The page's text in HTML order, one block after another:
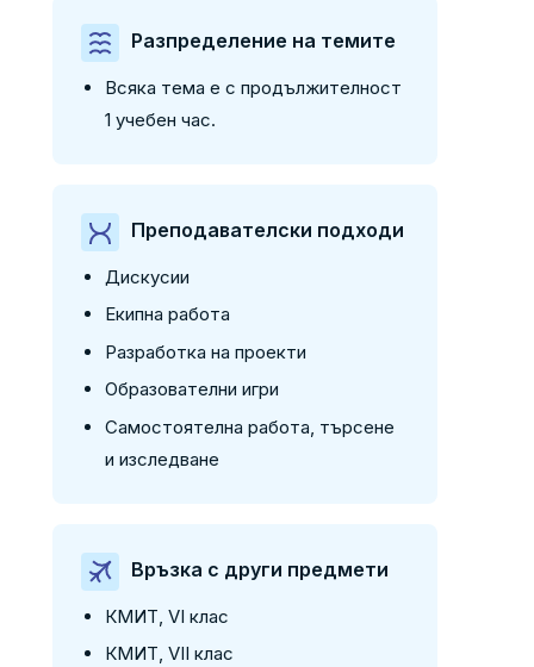
Разпределение на темите
Всяка тема е с продължителност
1 учебен час.
Преподавателски подходи
Дискусии
Екипна работа
Разработка на проекти
Образователни игри
Самостоятелна работа, търсене
и изследване
Връзка с други предмети
КМИТ, VI клас
КМИТ, VII клас